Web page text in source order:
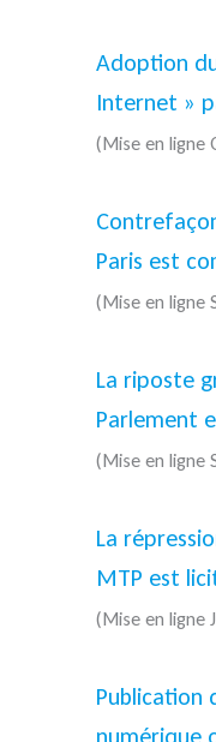
Adoption
Internet »
(Mise en ligne
Paris est
(Mise en ligne
La riposte
Parlement
(Mise en ligne
La
MTP est
(Mise en ligne
Publication
numérique